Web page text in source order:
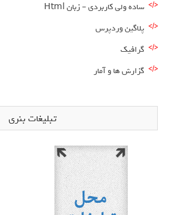
ساده ولی کاربردی – زبان Html
پلاگین وردپرس
گرافیک
گزارش ها و آمار
تبلیغات بنری